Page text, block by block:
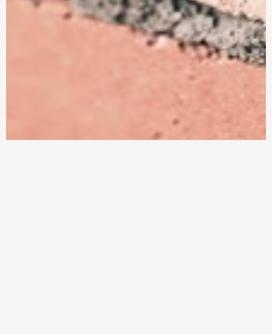
Den 5. facade: seks
Magisk og praktisk
Lad husets arkitektur
bestemme belægningen
gerne signalere
individualitet